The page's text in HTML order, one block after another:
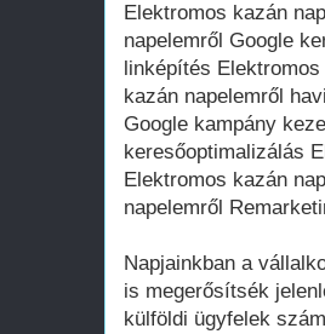
Elektromos kazán
napelemről Google
linképítés
kazán napelemről
Google kampány
keresőoptimalizálás
Elektromos kazán
napelemről
Napjainkban a
is megerősítsék
külföldi ügyfelek